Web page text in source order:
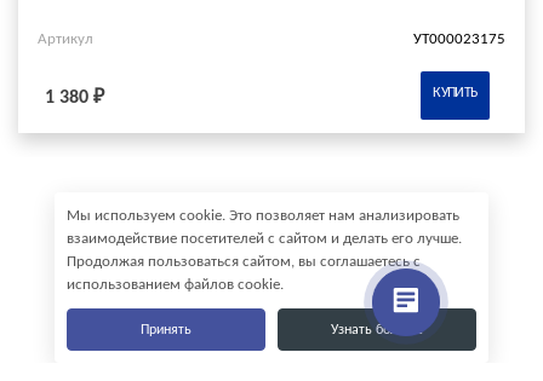
Артикул УТ000023175
1 380 ₽ КУПИТЬ
Мы используем cookie. Это позволяет нам анализировать
взаимодействие посетителей с сайтом и делать его лучше.
Продолжая пользоваться сайтом, вы соглашаетесь с
использованием файлов cookie.
Принять Узнать больше